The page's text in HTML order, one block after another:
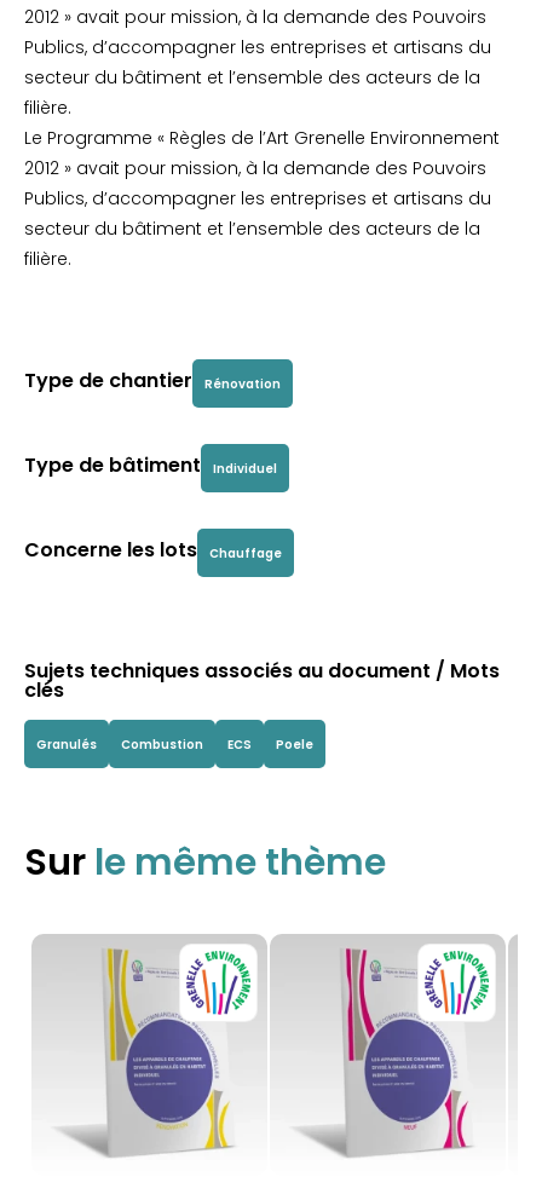
2012 » avait pour mission, à la demande des Pouvoirs
Publics, d’accompagner les entreprises et artisans du
secteur du bâtiment et l’ensemble des acteurs de la
filière.
Le Programme « Règles de l’Art Grenelle Environnement
2012 » avait pour mission, à la demande des Pouvoirs
Publics, d’accompagner les entreprises et artisans du
secteur du bâtiment et l’ensemble des acteurs de la
filière.
Type de chantier Rénovation
Type de bâtiment Individuel
Concerne les lots Chauffage
Sujets techniques associés au document / Mots
clés
Granulés Combustion ECS Poele
Sur le même thème